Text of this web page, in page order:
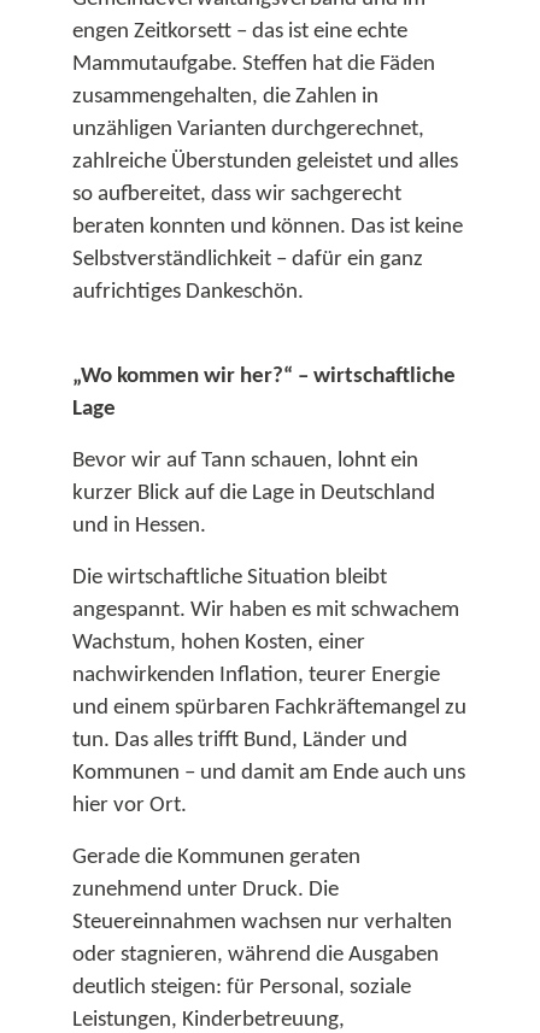
engen Zeitkorsett – das ist eine echte
Mammutaufgabe. Steffen hat die Fäden
zusammengehalten, die Zahlen in
unzähligen Varianten durchgerechnet,
zahlreiche Überstunden geleistet und alles
so aufbereitet, dass wir sachgerecht
beraten konnten und können. Das ist keine
Selbstverständlichkeit – dafür ein ganz
aufrichtiges Dankeschön.​
„Wo kommen wir her?“ – wirtschaftliche
Lage
Bevor wir auf Tann schauen, lohnt ein
kurzer Blick auf die Lage in Deutschland
und in Hessen.
Die wirtschaftliche Situation bleibt
angespannt. Wir haben es mit schwachem
Wachstum, hohen Kosten, einer
nachwirkenden Inflation, teurer Energie
und einem spürbaren Fachkräftemangel zu
tun. Das alles trifft Bund, Länder und
Kommunen – und damit am Ende auch uns
hier vor Ort.​
Gerade die Kommunen geraten
zunehmend unter Druck. Die
Steuereinnahmen wachsen nur verhalten
oder stagnieren, während die Ausgaben
deutlich steigen: für Personal, soziale
Leistungen, Kinderbetreuung,